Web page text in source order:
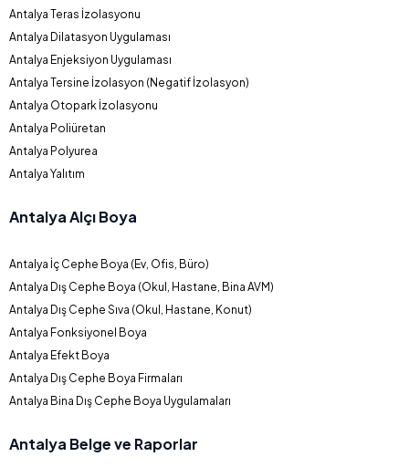
Antalya Teras İzolasyonu
Antalya Dilatasyon Uygulaması
Antalya Enjeksiyon Uygulaması
Antalya Tersine İzolasyon (Negatif İzolasyon)
Antalya Otopark İzolasyonu
Antalya Poliüretan
Antalya Polyurea
Antalya Yalıtım
Antalya Alçı Boya
Antalya İç Cephe Boya (Ev, Ofis, Büro)
Antalya Dış Cephe Boya (Okul, Hastane, Bina AVM)
Antalya Dış Cephe Sıva (Okul, Hastane, Konut)
Antalya Fonksiyonel Boya
Antalya Efekt Boya
Antalya Dış Cephe Boya Firmaları
Antalya Bina Dış Cephe Boya Uygulamaları
Antalya Belge ve Raporlar